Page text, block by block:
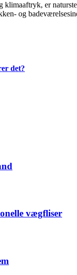
er
og
det?
vægfliser